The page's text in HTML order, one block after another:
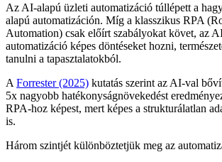
Az AI-alapú üzleti automatizáció túllépett a
alapú automatizáción. Míg a klasszikus RPA
Automation) csak előírt szabályokat követ, az
automatizáció képes döntéseket hozni,
tanulni a tapasztalatokból.
A Forrester (2025) kutatás szerint az AI-val
5x nagyobb hatékonyságnövekedést
RPA-hoz képest, mert képes a strukturálatlan
is.
Három szintjét különböztetjük meg az